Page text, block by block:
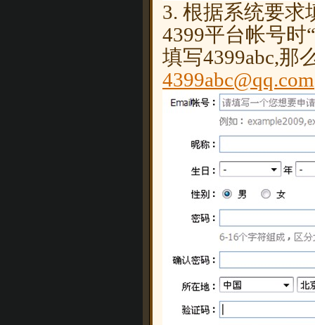
3. 根据系统要求
4399平台帐号时
填写4399abc,那
4399abc@qq.com